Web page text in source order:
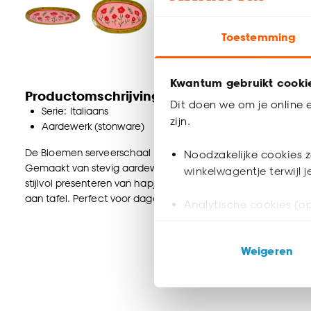
Toestemming
Kwantum gebruikt
Dit doen we om je online
zijn.
Noodzakelijke cookies
winkelwagentje terwijl
Analytische cookies
ook buiten de
Klik op ‘Ja, alles
Weigeren
Productomschrijving
Serie: Italiaans
Aardewerk (stonware)
De Bloemen serveerschaal in multicolor is een moderne
Gemaakt van stevig aardewerk (stoneware) en met een
stijlvol presenteren van hapjes en gerechten. De warme
aan tafel. Perfect voor dagelijks gebruik of een sfeervol